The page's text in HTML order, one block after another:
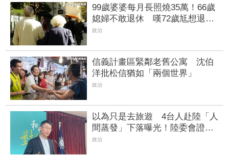
99歲婆婆每月長照燒35萬！66歲
媳婦不敢退休 嘆72歲尪想退也
「負擔不起」
政治
信義計畫區緊鄰老舊公寓 沈伯
洋批松信猶如「兩個世界」
政治
以為只是去旅遊 4台人赴陸「人
間蒸發」下落曝光！陸委會證
實：全在中國遭拘留
政治